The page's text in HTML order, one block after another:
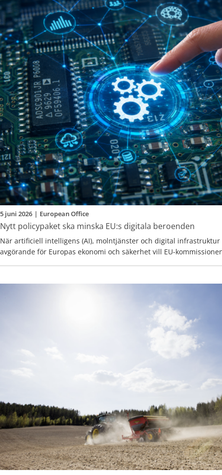
5 juni 2026 | European Office
Nytt policypaket ska minska EU:s digitala beroenden
När artificiell intelligens (AI), molntjänster och digital
avgörande för Europas ekonomi och säkerhet vill EU-
till öppen källkod och smartare energisystem.